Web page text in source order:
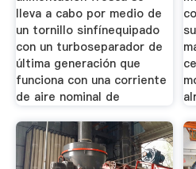
lleva a cabo por medio de
un tornillo sinfínequipado
con un turboseparador de
última generación que
funciona con una corriente
de aire nominal de